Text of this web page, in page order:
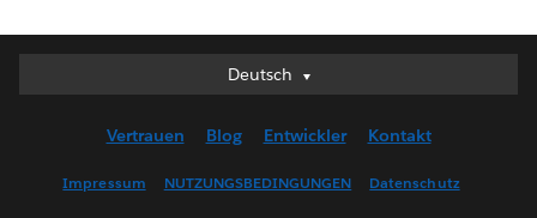
Deutsch
Deutsch
English (US)
Vertrauen Blog Entwickler Kontakt
Impressum NUTZUNGSBEDINGUNGEN Datenschutz